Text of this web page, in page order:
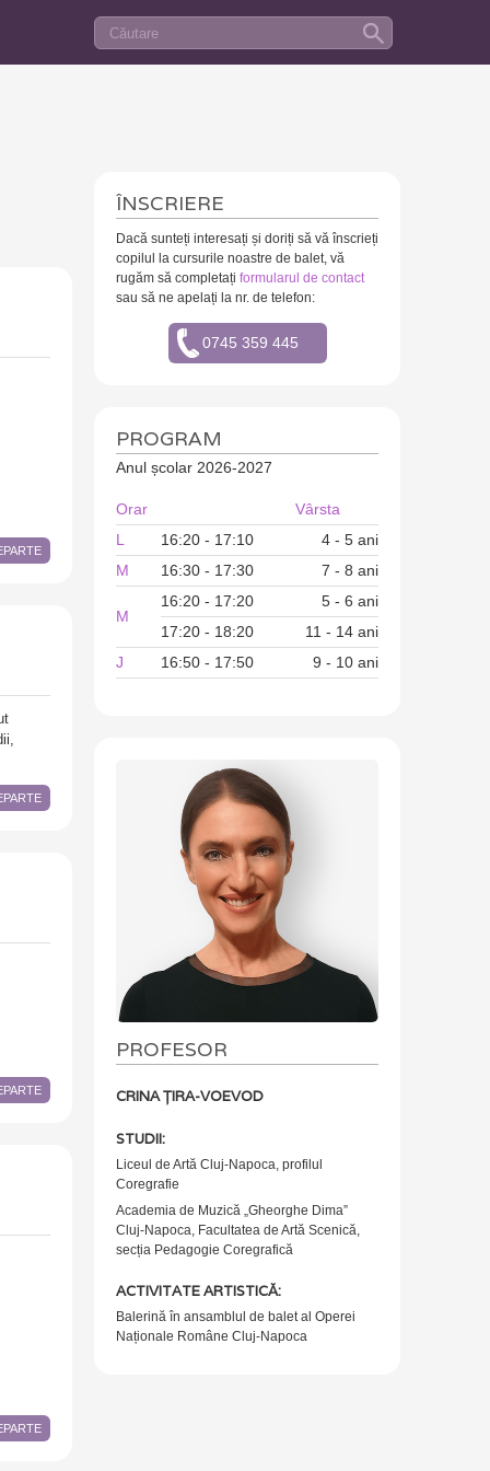
Caută în sit
ÎNSCRIERE
Dacă sunteți interesați și doriți să vă înscrieți
copilul la cursurile noastre de balet, vă
rugăm să completați formularul de contact
sau să ne apelați la nr. de telefon:
0745 359 445
PROGRAM
Anul școlar 2026-2027
Orar
Vârsta
L
16:20 - 17:10
4 - 5 ani
M
16:30 - 17:30 7 - 8 ani
M
16:20 - 17:20
5 - 6 ani
17:20 - 18:20
11 - 14 ani
J
16:50 - 17:50 9 - 10 ani
PROFESOR
CRINA ȚIRA-VOEVOD
STUDII:
Liceul de Artă Cluj-Napoca, profilul
Coregrafie
Academia de Muzică „Gheorghe Dima”
Cluj-Napoca, Facultatea de Artă Scenică,
secția Pedagogie Coregrafică
ACTIVITATE ARTISTICĂ:
Balerină în ansamblul de balet al Operei
Naționale Române Cluj-Napoca